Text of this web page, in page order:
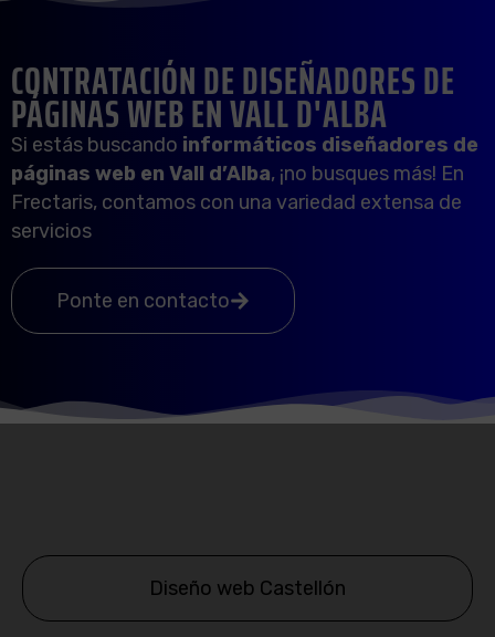
CONTRATACIÓN DE DISEÑADORES DE
PÁGINAS WEB EN VALL D'ALBA
Si estás buscando informáticos diseñadores de
páginas web en Vall d’Alba, ¡no busques más! En
Frectaris, contamos con una variedad extensa de
servicios
Ponte en contacto
Diseño web Castellón